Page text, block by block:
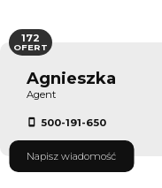
Agnieszka
Agent
500-191-650
Napisz wiadomość
172
OFERT